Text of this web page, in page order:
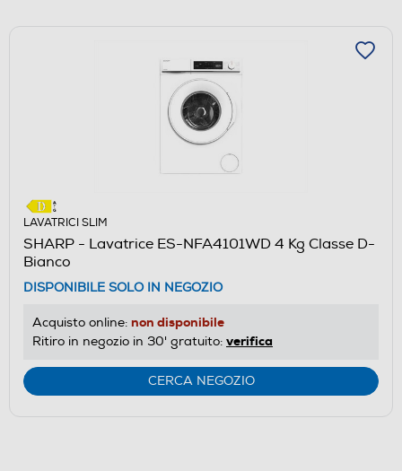
LAVATRICI SLIM
SHARP - Lavatrice ES-NFA4101WD 4 Kg Classe D-
Bianco
DISPONIBILE SOLO IN NEGOZIO
Acquisto online: non disponibile
Ritiro in negozio in 30' gratuito: verifica
CERCA NEGOZIO